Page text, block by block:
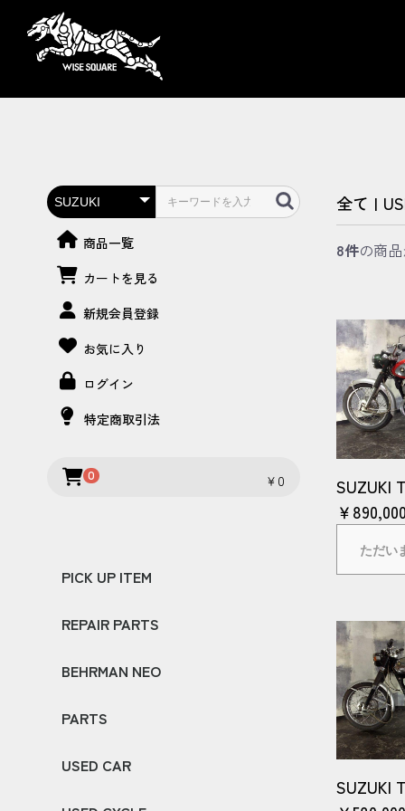
商品一覧
カートを見る
新規会員登録
お気に入り
ログイン
特定商取引法
0 ￥0
PICK UP ITEM
REPAIR PARTS
HEADLIGHT UNIT
HEADLIGHT HOUSING
INNER COVER
REPAIR LENS KIT
BEHRMAN NEO
TOYOTA
NISSAN
HONDA
MAZDA
SUBARU
PARTS
LIGHT WEIGHT PARTS REAR FENDER
FRONT FENDER
LAMP FENDER MARKER
CLEAR MARKER
CLEAR WINKER
SUPER CLEAR LENS
CRYSTAL LAMP
HEAD LIGHT KIT
CRYSTAL TAIL
LED TAIL LAMP
OTHER PARTS
AERO PARTS
REPAIR PARTS
USED CAR
全て |
8件の商
SUZUKI
￥890,000
ただい
SUZUKI